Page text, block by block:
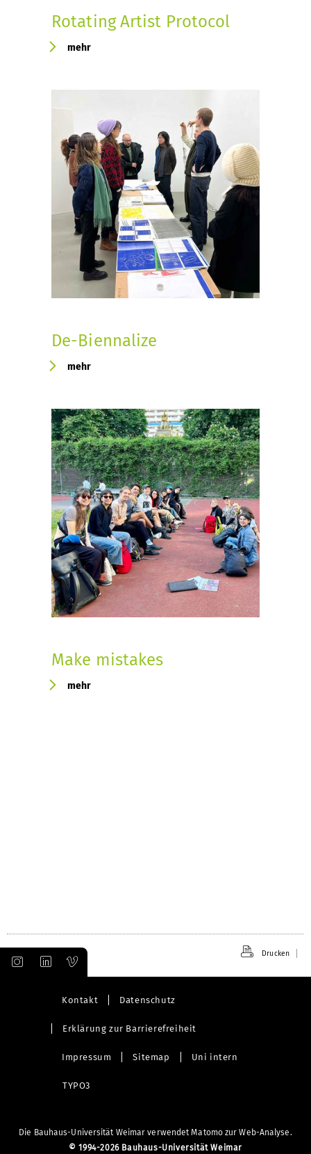
Rotating Artist Protocol
mehr
De-Biennalize
mehr
Make mistakes
mehr
Drucken
Kontakt Datenschutz
Erklärung zur Barrierefreiheit
Impressum Sitemap Uni intern
TYPO3
Die Bauhaus-Universität Weimar verwendet Matomo zur Web-Analyse.
© 1994-2026 Bauhaus-Universität Weimar